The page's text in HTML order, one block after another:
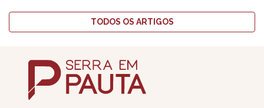
TODOS OS ARTIGOS